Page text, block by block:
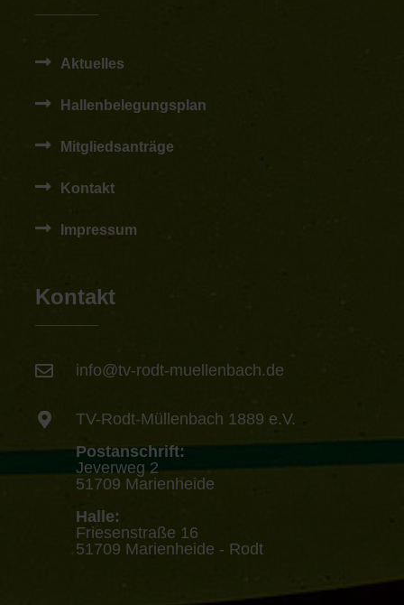
Aktuelles
Hallenbelegungsplan
Mitgliedsanträge
Kontakt
Impressum
Kontakt
info@tv-rodt-muellenbach.de
TV-Rodt-Müllenbach 1889 e.V.
Postanschrift:
Jeverweg 2
51709 Marienheide
Halle:
Friesenstraße 16
51709 Marienheide - Rodt